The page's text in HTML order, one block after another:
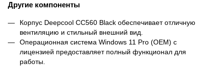
Другие компоненты
Корпус Deepcool CC560 Black обеспечивает отличную
вентиляцию и стильный внешний вид.
Операционная система Windows 11 Pro (OEM) с
лицензией предоставляет полный функционал для
работы.